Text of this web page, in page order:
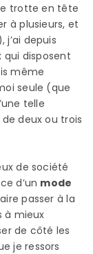
trotte en tête
à plusieurs, et
depuis
qui disposent
même
seule (que
telle
deux ou trois
de société
d’un mode
passer à la
à mieux
de côté les
je ressors